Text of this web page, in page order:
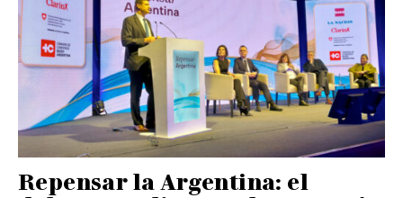
Repensar la Argentina: el